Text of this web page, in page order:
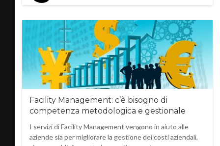
Facility Management: c’è bisogno di
competenza metodologica e gestionale
I servizi di Facility Management vengono in aiuto alle
aziende sia per migliorare la gestione dei costi aziendali,